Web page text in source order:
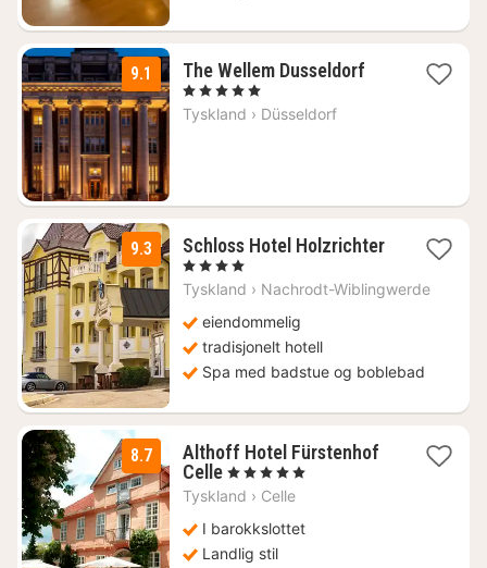
9.1 The Wellem Dusseldorf2
, 5 Stjerner
Tyskland › Düsseldorf
9.3
Schloss Hotel Holzrichter
1
natt
fra
2404
kr.
, 4 Stjerner
Tyskland › Nachrodt-Wiblingwerde
eiendommelig
tradisjonelt hotell
Spa med badstue og boblebad
8.7
Althoff Hotel Fürstenhof
Celle3
netter
1828
kr.
, 5 Stjerner
Tyskland › Celle
I barokkslottet
Landlig stil